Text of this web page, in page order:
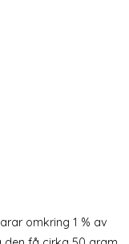
omkring 1 % av